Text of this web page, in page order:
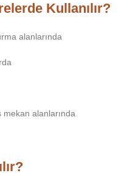
Kullanılır?
alanlarında
mekan alanlarında